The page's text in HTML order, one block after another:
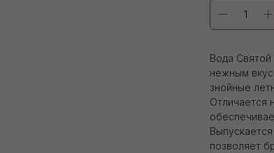
Вода
нежным
знойные
Отличается
позволяет